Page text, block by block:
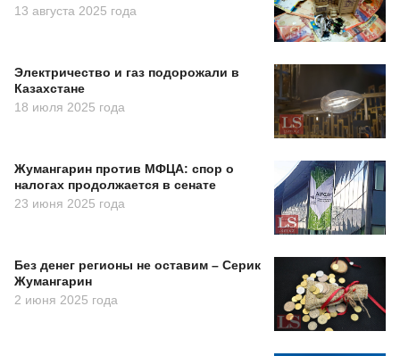
13 августа 2025 года
Электричество и газ подорожали в
Казахстане
18 июля 2025 года
Жумангарин против МФЦА: спор о
налогах продолжается в сенате
23 июня 2025 года
Без денег регионы не оставим – Серик
Жумангарин
2 июня 2025 года